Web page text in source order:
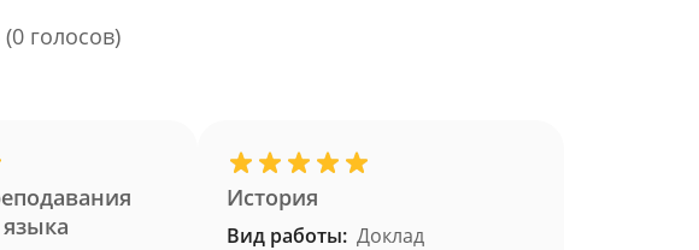
(0 голосов)
История
Вид работы: Доклад